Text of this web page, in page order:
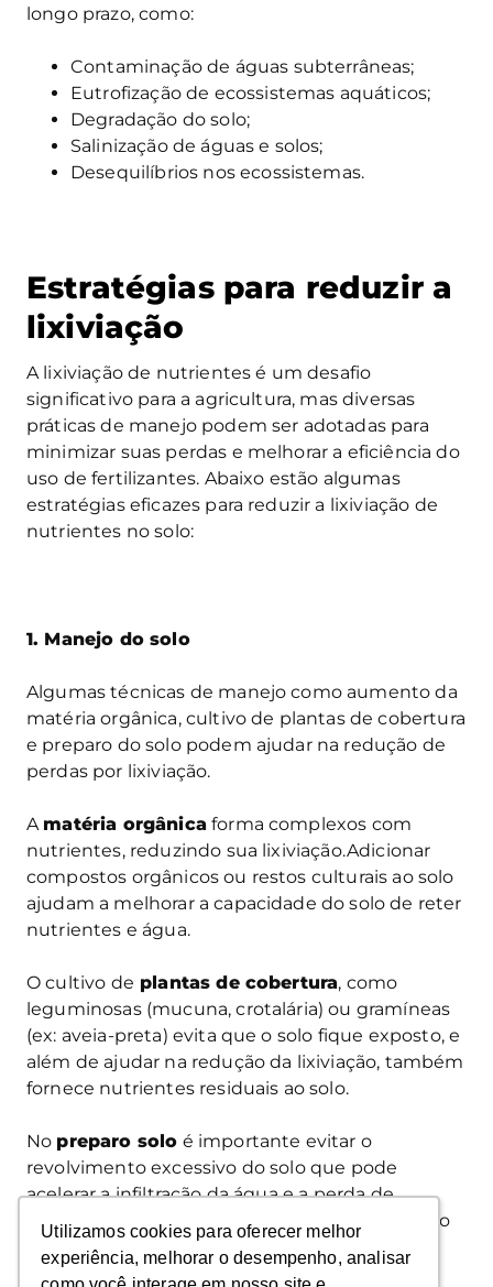
Utilizamos cookies para oferecer melhor
experiência, melhorar o desempenho, analisar
Utilizamos cookies para oferecer melhor
experiência, melhorar o desempenho, analisar
longo prazo, como:
Contaminação de águas subterrâneas;
Eutrofização de ecossistemas aquáticos;
Degradação do solo;
Salinização de águas e solos;
Desequilíbrios nos ecossistemas.
Estratégias para reduzir a
lixiviação
A lixiviação de nutrientes é um desafio
significativo para a agricultura, mas diversas
práticas de manejo podem ser adotadas para
minimizar suas perdas e melhorar a eficiência do
uso de fertilizantes. Abaixo estão algumas
estratégias eficazes para reduzir a lixiviação de
nutrientes no solo:
1. Manejo do solo
Algumas técnicas de manejo como aumento da
matéria orgânica, cultivo de plantas de cobertura
e preparo do solo podem ajudar na redução de
perdas por lixiviação.
A matéria orgânicaforma complexos com
nutrientes, reduzindo sua lixiviação.Adicionar
compostos orgânicos ou restos culturais ao solo
ajudam a melhorar a capacidade do solo de reter
nutrientes e água.
O cultivo de plantas de cobertura, como
leguminosas (mucuna, crotalária) ou gramíneas
(ex: aveia-preta) evita que o solo fique exposto, e
além de ajudar na redução da lixiviação, também
fornece nutrientes residuais ao solo.
No preparo solo é importante evitar o
revolvimento excessivo do solo que pode
acelerar a infiltração da água e a perda de
nutrientes. O ideal é adotar sistemas de plantio
direto ou cultivo mínimo.